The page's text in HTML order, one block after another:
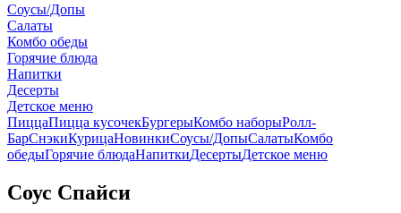
Соусы/Допы
Салаты
Комбо обеды
Горячие блюда
Напитки
Десерты
Детское меню
ПиццаПицца кусочекБургерыКомбо наборыРолл-
БарСнэкиКурицаНовинкиСоусы/ДопыСалатыКомбо
обедыГорячие блюдаНапиткиДесертыДетское меню
Соус Спайси